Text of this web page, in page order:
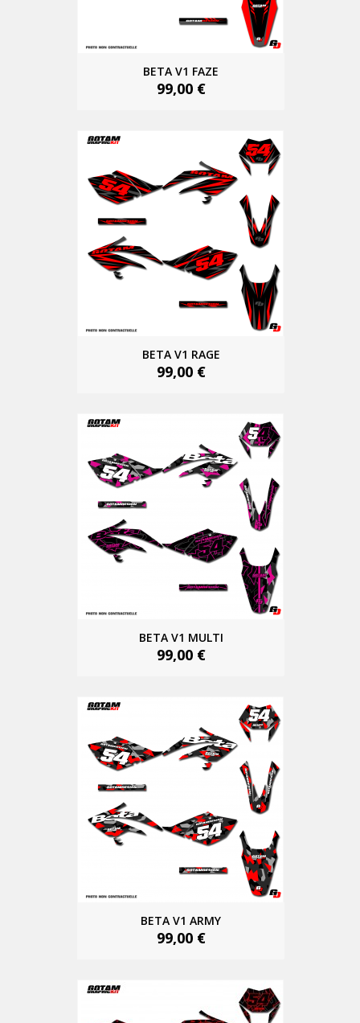
BETA V1 FAZE
99,00 €
BETA V1 RAGE
99,00 €
BETA V1 MULTI
99,00 €
BETA V1 ARMY
99,00 €